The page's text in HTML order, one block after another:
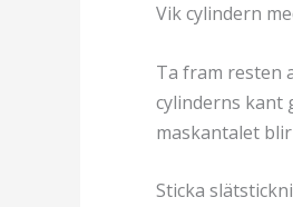
Vik cylindern
Ta fram resten
cylinderns kant
maskantalet
Sticka